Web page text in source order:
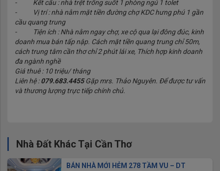
- Kết cấu : nhà trệt trống suốt 1 phòng ngủ 1 tolet
- Vị trí : nhà nằm mặt tiền đường chợ KDC hưng phú 1 gần
cầu quang trung
- Tiện ích : Nhà nằm ngay chợ, xe cộ qua lại đông đúc, kinh
doanh mua bán tấp nập. Cách mặt tiền quang trung chỉ 50m,
cách trung tâm cần thơ chỉ 2 phút lái xe, Thích hợp kinh doanh
đa ngành nghề
Giá thuê : 10 triệu/ tháng
Liên hệ :079.683.4455Gặp mrs. Thảo Nguyên. Để được tư vấn
và thương lượng trực tiếp chính chủ.
Nhà Đất Khác Tại Cần Thơ
BÁN NHÀ MỚI HẺM 278 TẦM VU – DT